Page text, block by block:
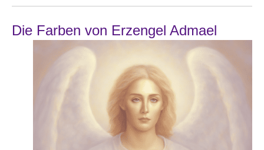
Die Farben von Erzengel Admael